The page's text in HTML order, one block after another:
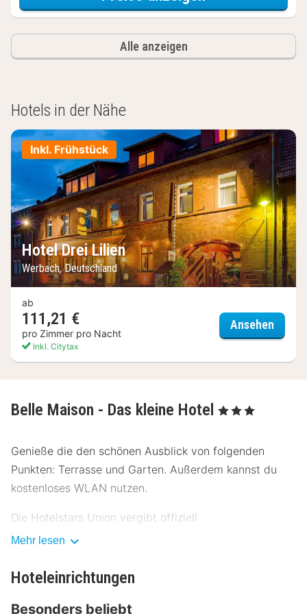
Alle anzeigen
Hotels in der Nähe
Inkl. Frühstück
Hotel Drei Lilien
Werbach, Deutschland
ab
111,21 €
pro Zimmer pro Nacht
Inkl. Citytax
Ansehen
Belle Maison - Das kleine Hotel , 3 Sterne
Genieße die den schönen Ausblick von folgenden
Punkten: Terrasse und Garten. Außerdem kannst du
kostenloses WLAN nutzen.
Die Hotelstars Union vergibt offiziell
Sternebeurteilungen für Unterkünfte in diesem Land:
Die Rezeption ist nur zu bestimmten Zeiten besetzt.
Vor Ort gibt es Folgendes: Parken ohne Service
Mehr lesen
Hoteleinrichtungen
Besonders beliebt